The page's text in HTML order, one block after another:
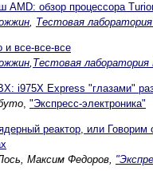
AMD: обзор процессора
, Тестовая
и все-все-все
, Тестовая лаборатория
i975X Express "глазами"
, "Экспресс-электроника"
реактор, или Говорим
Максим Федоров,